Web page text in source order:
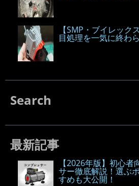
【SMP・ブイレッ
目処理を一気に終わ
Search
最新記事
【2026年版】初心
サー徹底解説！選ぶ
すめも大公開！